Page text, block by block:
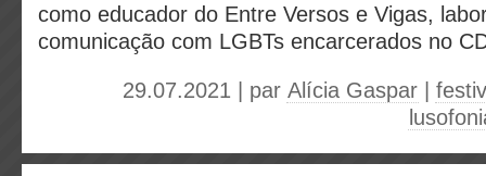
como educador do Entre Versos e Vigas,
comunicação com LGBTs encarcerados no
29.07.2021 | par Alícia Gaspar